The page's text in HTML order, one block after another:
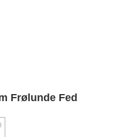
Frølunde Fed